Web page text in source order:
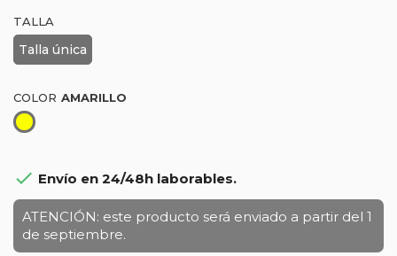
TALLA
Talla única
COLOR
Amarillo
 Envío en 24/48h laborables.
ATENCIÓN: este producto será enviado a partir del 1
de septiembre.